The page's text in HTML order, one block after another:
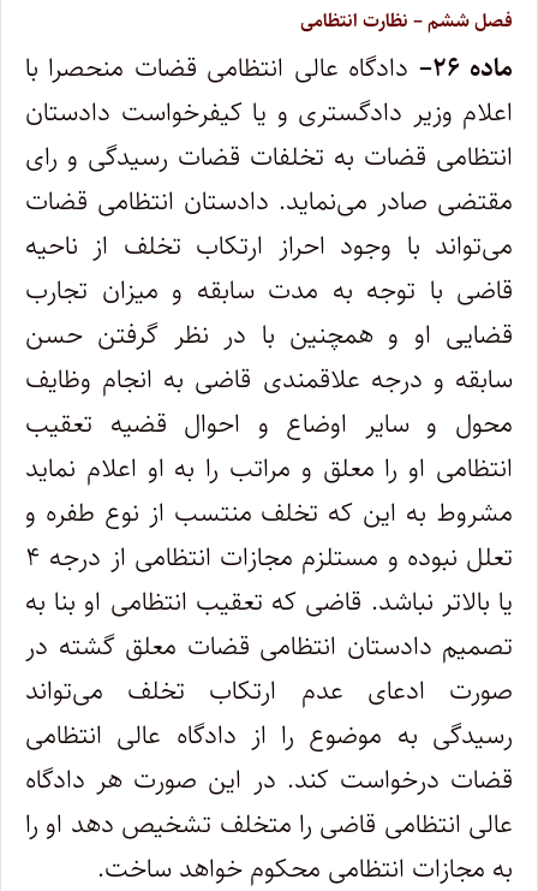
فصل ششم – نظارت انتظامی
ماده۲۶– دادگاه عالی انتظامی قضات منحصرا با
اعلام وزیر دادگستری و یا کیفرخواست دادستان
انتظامی قضات به تخلفات قضات رسیدگی و رای
مقتضی صادر می‌نماید. دادستان انتظامی قضات
می‌تواند با وجود احراز ارتکاب تخلف از ناحیه
قاضی با توجه به مدت سابقه و میزان تجارب
قضایی او و همچنین با در نظر گرفتن حسن
سابقه و درجه علاقمندی قاضی به انجام وظایف
محول و سایر اوضاع و احوال قضیه تعقیب
انتظامی او را معلق و مراتب را به او اعلام نماید
مشروط به این که تخلف منتسب از نوع طفره و
تعلل نبوده و مستلزم مجازات انتظامی از درجه ۴
یا بالاتر نباشد. قاضی که تعقیب انتظامی او بنا به
تصمیم دادستان انتظامی قضات معلق گشته در
صورت ادعای عدم ارتکاب تخلف می‌تواند
رسیدگی به موضوع را از دادگاه عالی انتظامی
قضات درخواست کند. در این صورت هر دادگاه
عالی انتظامی قاضی را متخلف تشخیص دهد او را
به مجازات انتظامی محکوم خواهد ساخت.